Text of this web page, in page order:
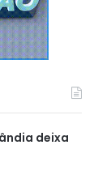
deixa